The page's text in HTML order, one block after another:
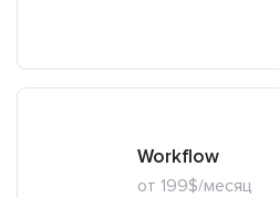
Workflow
от 199$/месяц